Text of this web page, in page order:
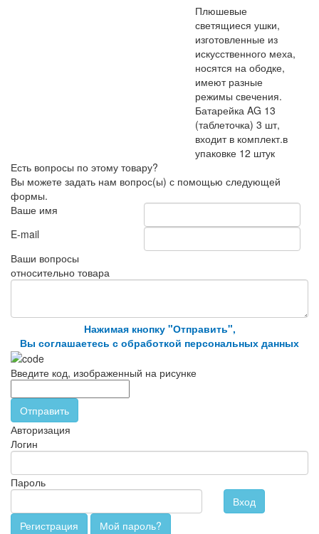
Плюшевые
светящиеся ушки,
изготовленные из
искусственного меха,
носятся на ободке,
имеют разные
режимы свечения.
Батарейка AG 13
(таблеточка) 3 шт,
входит в комплект.в
упаковке 12 штук
Есть вопросы по этому товару?
Вы можете задать нам вопрос(ы) с помощью следующей
формы.
Ваше имя
E-mail
Ваши вопросы
относительно товара
Нажимая кнопку "Отправить",
Вы соглашаетесь с обработкой персональных данных
Введите код, изображенный на рисунке
Отправить
Авторизация
Логин
Пароль
Вход
Регистрация
Мой пароль?